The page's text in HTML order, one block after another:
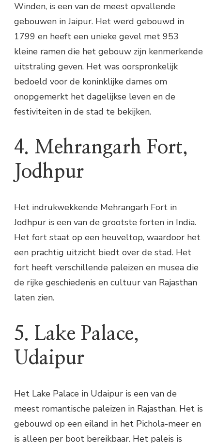
Winden, is een van de meest opvallende
gebouwen in Jaipur. Het werd gebouwd in
1799 en heeft een unieke gevel met 953
kleine ramen die het gebouw zijn kenmerkende
uitstraling geven. Het was oorspronkelijk
bedoeld voor de koninklijke dames om
onopgemerkt het dagelijkse leven en de
festiviteiten in de stad te bekijken.
4. Mehrangarh Fort,
Jodhpur
Het indrukwekkende Mehrangarh Fort in
Jodhpur is een van de grootste forten in India.
Het fort staat op een heuveltop, waardoor het
een prachtig uitzicht biedt over de stad. Het
fort heeft verschillende paleizen en musea die
de rijke geschiedenis en cultuur van Rajasthan
laten zien.
5. Lake Palace,
Udaipur
Het Lake Palace in Udaipur is een van de
meest romantische paleizen in Rajasthan. Het is
gebouwd op een eiland in het Pichola-meer en
is alleen per boot bereikbaar. Het paleis is